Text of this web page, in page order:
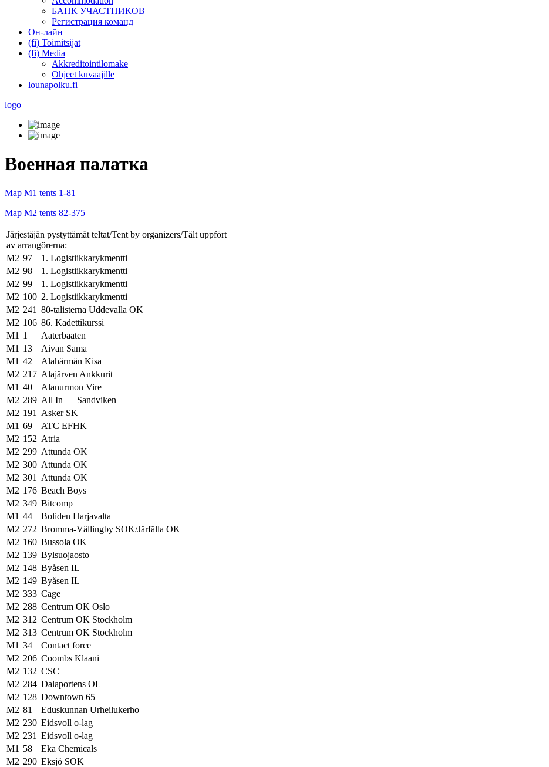
БАНК УЧАСТНИКОВ
Регистрация команд
Он-лайн
(fi) Toimitsijat
(fi) Media
Akkreditointilomake
Ohjeet kuvaajille
lounapolku.fi
logo
Военная палатка
Map M1 tents 1-81
Map M2 tents 82-375
Järjestäjän pystyttämät teltat/Tent by organizers/Tält uppfört
av arrangörerna:
M2 97
1. Logistiikkarykmentti
M2 98
1. Logistiikkarykmentti
M2 99
1. Logistiikkarykmentti
M2 100 2. Logistiikkarykmentti
M2 241 80-talisterna Uddevalla OK
M2 106 86. Kadettikurssi
M1 1
Aaterbaaten
M1 13
Aivan Sama
M1 42
Alahärmän Kisa
M2 217 Alajärven Ankkurit
M1 40
Alanurmon Vire
M2 289 All In — Sandviken
M2 191
Asker SK
M1 69
ATC EFHK
M2 152 Atria
M2 299 Attunda OK
M2 300 Attunda OK
M2 301
Attunda OK
M2 176 Beach Boys
M2 349 Bitcomp
M1 44
Boliden Harjavalta
M2 272 Bromma-Vällingby SOK/Järfälla OK
M2 160 Bussola OK
M2 139 Bylsuojaosto
M2 148 Byåsen IL
M2 149 Byåsen IL
M2 333 Cage
M2 288 Centrum OK Oslo
M2 312 Centrum OK Stockholm
M2 313 Centrum OK Stockholm
M1 34
Contact force
M2 206 Coombs Klaani
M2 132 CSC
M2 284 Dalaportens OL
M2 128 Downtown 65
M2 81
Eduskunnan Urheilukerho
M2 230 Eidsvoll o-lag
M2 231 Eidsvoll o-lag
M1 58
Eka Chemicals
M2 290 Eksjö SOK